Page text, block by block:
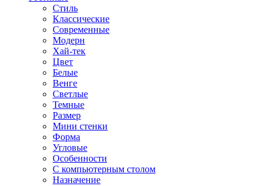
Стиль
Классические
Современные
Модерн
Хай-тек
Цвет
Белые
Венге
Светлые
Темные
Размер
Мини стенки
Форма
Угловые
Особенности
С компьютерным столом
Назначение